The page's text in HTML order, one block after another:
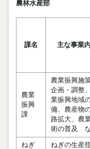
農林水産部
課名 主な事業
農業
振興
課
農業振興施
企画・調整
業振興地域
備、農産物
路拡大、農
術の普及
ねぎ
ねぎの生産